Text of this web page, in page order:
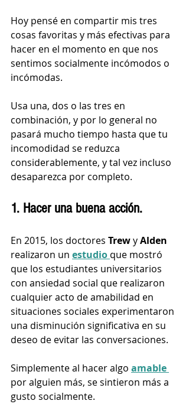
Hoy pensé en compartir mis tres
cosas favoritas y más efectivas para
hacer en el momento en que nos
sentimos socialmente incómodos o
incómodas.
Usa una, dos o las tres en
combinación, y por lo general no
pasará mucho tiempo hasta que tu
incomodidad se reduzca
considerablemente, y tal vez incluso
desaparezca por completo.
1. Hacer una buena acción.
En 2015, los doctores Trew y Alden
realizaron un estudio que mostró
que los estudiantes universitarios
con ansiedad social que realizaron
cualquier acto de amabilidad en
situaciones sociales experimentaron
una disminución significativa en su
deseo de evitar las conversaciones.
Simplemente al hacer algo amable
por alguien más, se sintieron más a
gusto socialmente.